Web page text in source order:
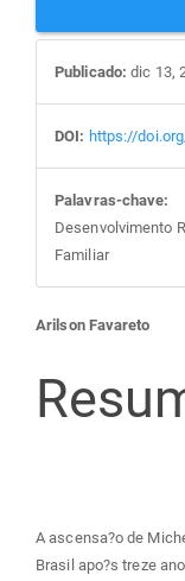
Publicado: dic 13,
DOI: https://
Palavras-chave:
Desenvolvimento
Familiar
do
Arilson Favareto
A ascensa?o de
Brasil apo?s treze